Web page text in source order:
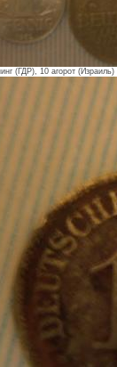
(ГДР), 10 агорот